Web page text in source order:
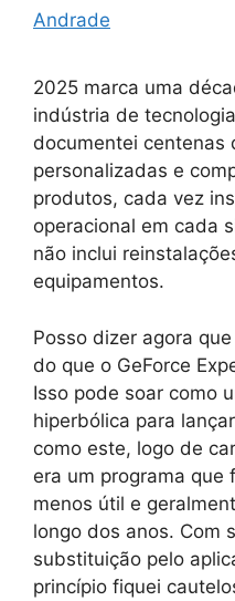
Andrade
2025 marca uma
indústria de
documentei centenas
personalizadas e
produtos, cada vez
operacional em cada
não inclui
equipamentos.
Posso dizer agora
do que o GeForce
Isso pode soar como
hiperbólica para
como este, logo de
era um programa que
menos útil e
longo dos anos. Com
substituição pelo
princípio fiquei